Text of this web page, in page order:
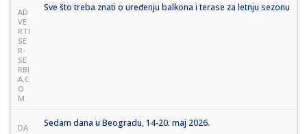
AD
VE
RTI
SE
R-
SE
RBI
A.C
O
M
Sve što treba znati o uređenju balkona i terase za letnju sezonu
DA
Sedam dana u Beogradu, 14-20. maj 2026.